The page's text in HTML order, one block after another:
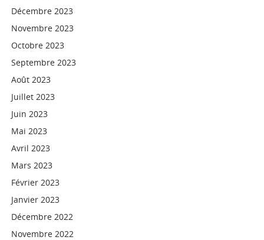
Décembre 2023
Novembre 2023
Octobre 2023
Septembre 2023
Août 2023
Juillet 2023
Juin 2023
Mai 2023
Avril 2023
Mars 2023
Février 2023
Janvier 2023
Décembre 2022
Novembre 2022